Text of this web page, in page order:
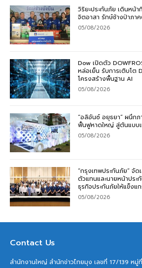
วิริยะประกันภัย เดินหน้า
จิตอาสา รักษ์ช้างป่าภา
05/08/2026
Dow เปิดตัว
หล่อเย็น รับการเติบโต
โครงสร้างพื้นฐาน AI
05/08/2026
“อลิอันซ์ อยุธยา” ผนึก
ฟื้นฟูหาดใหญ่ สู่ต้นแบบ
05/08/2026
“กรุงเทพประกันภัย” จัด
ตัวแทนและนายหน้าปร
ธุรกิจประกันภัยให้แข็งแ
05/08/2026
Contact Us
สำนักงานใหญ่ สำนักข่าวไทยมุง เลขที่ 17/139 หมู่